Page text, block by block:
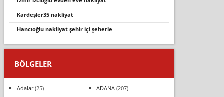
kardeşler35 nakliyat
hancioğlu nakli̇yat şehi̇r i̇çi̇ şeherle
BÖLGELER
Adalar(25) ADANA(207)